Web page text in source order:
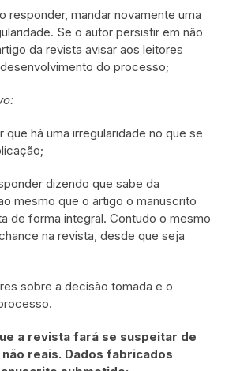
responder, mandar novamente uma
Se o autor persistir em não
da revista avisar aos leitores
do processo;
que há uma irregularidade no que se
dizendo que sabe da
mesmo que o artigo o manuscrito
de forma integral. Contudo o mesmo
na revista, desde que seja
sobre a decisão tomada e o
a revista fará se suspeitar de
reais. Dados fabricados